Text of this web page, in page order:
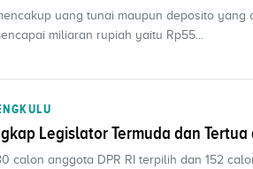
uang tunai maupun deposito
miliaran rupiah yaitu Rp55...
Legislator Termuda dan
calon anggota DPR RI terpilih dan 152